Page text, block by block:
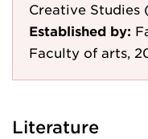
Creative Studies
Established by:
Faculty of arts,
Literature